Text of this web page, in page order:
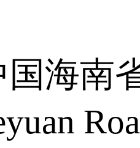
海南